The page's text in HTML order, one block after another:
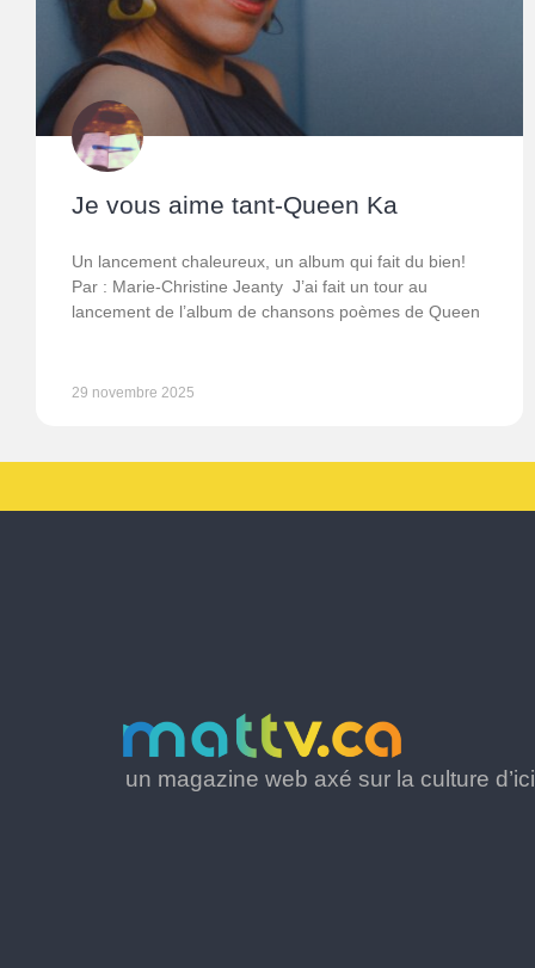
Je vous aime tant-Queen Ka
Un lancement chaleureux, un album qui fait du bien!
Par : Marie-Christine Jeanty J’ai fait un tour au
lancement de l’album de chansons poèmes de Queen
29 novembre 2025
un magazine web axé sur la culture d’ici